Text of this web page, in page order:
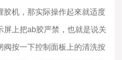
胶机，那实际操作起來就适度
屏上把ab胶严禁，也就是说关
阀按一下控制面板上的清洗按